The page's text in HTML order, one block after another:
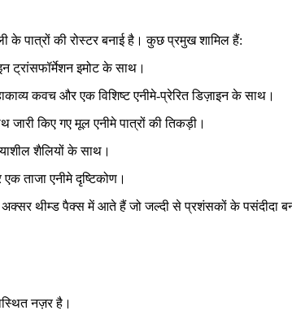
के पात्रों की रोस्टर बनाई है। कुछ प्रमुख शामिल हैं:
ट्रांसफॉर्मेशन इमोट के साथ।
कवच और एक विशिष्ट एनीमे-प्रेरित डिज़ाइन के साथ।
किए गए मूल एनीमे पात्रों की तिकड़ी।
शैलियों के साथ।
ताजा एनीमे दृष्टिकोण।
थीम्ड पैक्स में आते हैं जो जल्दी से प्रशंसकों के
नज़र है।